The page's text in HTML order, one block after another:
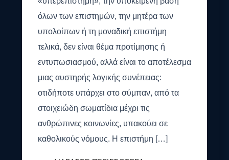
όλων των επιστημών, την μητέρα των
υπολοίπων ή τη μοναδική επιστήμη
τελικά, δεν είναι θέμα προτίμησης ή
εντυπωσιασμού, αλλά είναι το αποτέλεσμα
μιας αυστηρής λογικής συνέπειας:
οτιδήποτε υπάρχει στο σύμπαν, από τα
στοιχειώδη σωματίδια μέχρι τις
ανθρώπινες κοινωνίες, υπακούει σε
καθολικούς νόμους. Η επιστήμη […]